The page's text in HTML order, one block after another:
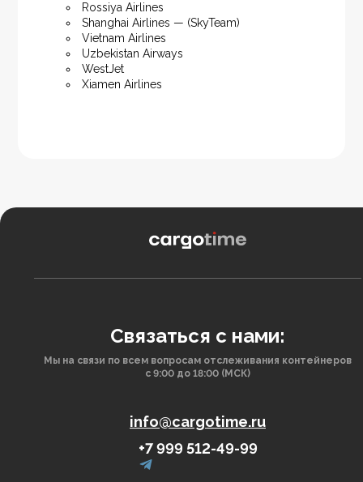
Rossiya Airlines
Shanghai Airlines — (SkyTeam)
Vietnam Airlines
Uzbekistan Airways
WestJet
Xiamen Airlines
Связаться с нами:
Мы на связи по всем вопросам отслеживания контейнеров
с 9:00 до 18:00 (МСК)
info@cargotime.ru
+7 999 512-49-99